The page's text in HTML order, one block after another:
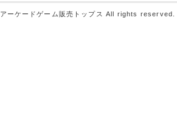
アーケードゲーム販売トップス All rights reserved.